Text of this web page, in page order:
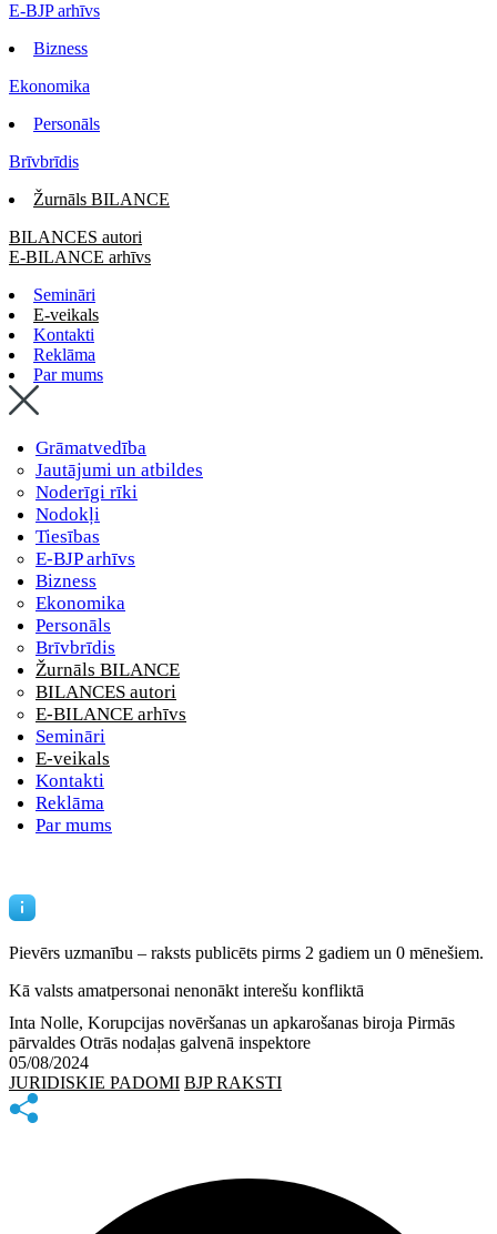
E-BJP arhīvs
Bizness
Ekonomika
Personāls
Brīvbrīdis
Žurnāls BILANCE
BILANCES autori
E-BILANCE arhīvs
Semināri
E-veikals
Kontakti
Reklāma
Par mums
Grāmatvedība
Jautājumi un atbildes
Noderīgi rīki
Nodokļi
Tiesības
E-BJP arhīvs
Bizness
Ekonomika
Personāls
Brīvbrīdis
Žurnāls BILANCE
BILANCES autori
E-BILANCE arhīvs
Semināri
E-veikals
Kontakti
Reklāma
Par mums
Pievērs uzmanību – raksts publicēts pirms 2 gadiem un 0 mēnešiem.
Kā valsts amatpersonai nenonākt interešu konfliktā
Inta Nolle, Korupcijas novēršanas un apkarošanas biroja Pirmās
pārvaldes Otrās nodaļas galvenā inspektore
05/08/2024
JURIDISKIE PADOMI BJP RAKSTI